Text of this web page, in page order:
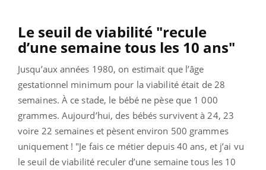
Le seuil de viabilité "recule
d’une semaine tous les 10 ans"
Jusqu’aux années 1980, on estimait que l’âge
gestationnel minimum pour la viabilité était de 28
semaines. À ce stade, le bébé ne pèse que 1 000
grammes. Aujourd’hui, des bébés survivent à 24, 23
voire 22 semaines et pèsent environ 500 grammes
uniquement ! "Je fais ce métier depuis 40 ans, et j’ai vu
le seuil de viabilité reculer d’une semaine tous les 10